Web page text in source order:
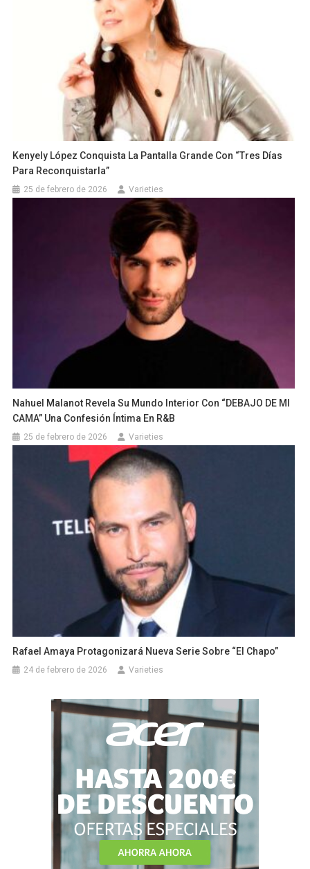
Kenyely López Conquista La Pantalla Grande Con “Tres Días
Para Reconquistarla”
25 de febrero de 2026 Varieties
Nahuel Malanot Revela Su Mundo Interior Con “DEBAJO DE MI
CAMA” Una Confesión Íntima En R&B
25 de febrero de 2026 Varieties
Rafael Amaya Protagonizará Nueva Serie Sobre “El Chapo”
24 de febrero de 2026 Varieties